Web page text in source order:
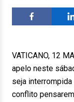
VATICANO, 12
apelo neste
seja
conflito